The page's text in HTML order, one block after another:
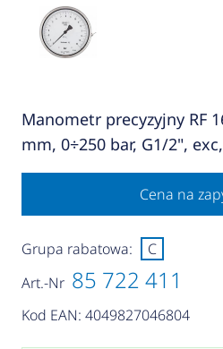
Manometr precyzyjny RF
mm, 0÷250 bar, G1/2",
Cena na
Art.-Nr 85 722 411
Kod EAN: 4049827046804
Grupa rabatowa: C